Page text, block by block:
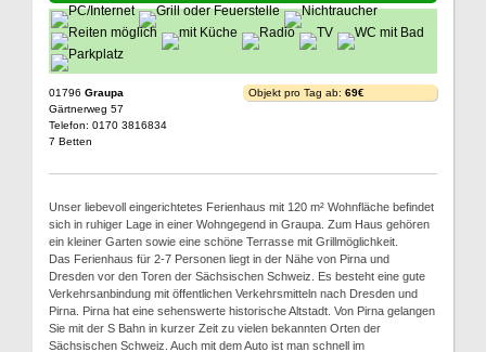
01796 Graupa
Gärtnerweg 57
Telefon: 0170 3816834
7 Betten
Objekt pro Tag ab: 69€
Unser liebevoll eingerichtetes Ferienhaus mit 120 m² Wohnfläche befindet
sich in ruhiger Lage in einer Wohngegend in Graupa. Zum Haus gehören
ein kleiner Garten sowie eine schöne Terrasse mit Grillmöglichkeit.
Das Ferienhaus für 2-7 Personen liegt in der Nähe von Pirna und
Dresden vor den Toren der Sächsischen Schweiz. Es besteht eine gute
Verkehrsanbindung mit öffentlichen Verkehrsmitteln nach Dresden und
Pirna. Pirna hat eine sehenswerte historische Altstadt. Von Pirna gelangen
Sie mit der S Bahn in kurzer Zeit zu vielen bekannten Orten der
Sächsischen Schweiz. Auch mit dem Auto ist man schnell im